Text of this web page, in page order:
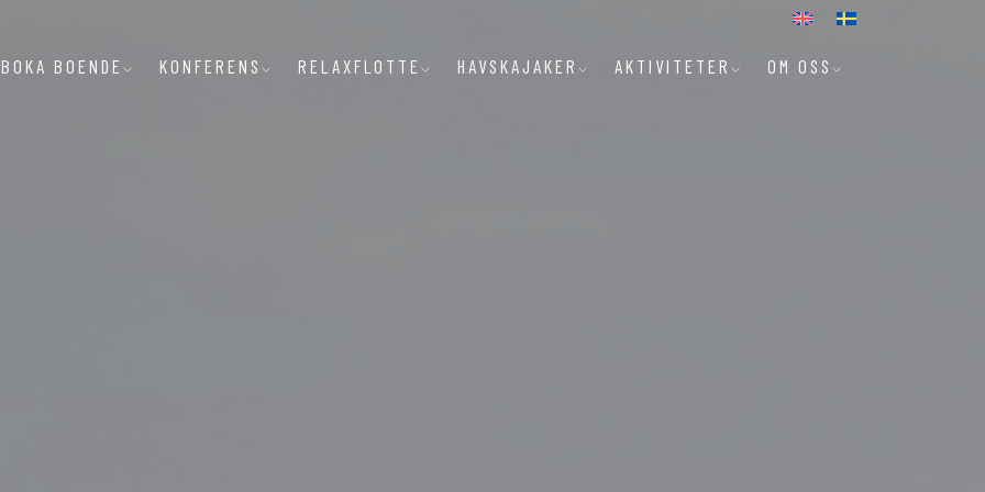
BOKA BOENDE KONFERENS RELAXFLOTTE HAVSKAJAKER AKTIVITETER OM OSS